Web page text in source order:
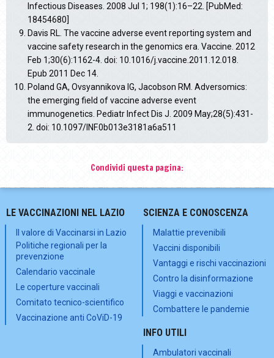
Infectious Diseases. 2008 Jul 1; 198(1):16–22. [PubMed:
18454680]
Davis RL. The vaccine adverse event reporting system and
vaccine safety research in the genomics era. Vaccine. 2012
Feb 1;30(6):1162-4. doi: 10.1016/j.vaccine.2011.12.018.
Epub 2011 Dec 14.
Poland GA, Ovsyannikova IG, Jacobson RM. Adversomics:
the emerging field of vaccine adverse event
immunogenetics. Pediatr Infect Dis J. 2009 May;28(5):431-
2. doi: 10.1097/INF.0b013e3181a6a511
Condividi questa pagina:
LE VACCINAZIONI NEL LAZIO
Il valore di Vaccinarsi in Lazio
Politiche regionali per la
prevenzione
Calendario vaccinale
Le coperture vaccinali
Comitato tecnico-scientifico
Vaccinazione anti CoViD-19
SCIENZA E CONOSCENZA
Malattie prevenibili
Vaccini disponibili
Vantaggi e rischi vaccinazioni
Contro la disinformazione
Viaggi e vaccinazioni
Combattere le pandemie
INFO UTILI
Ambulatori vaccinali